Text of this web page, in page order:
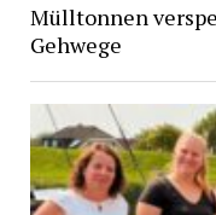
Mülltonnen
Gehwege